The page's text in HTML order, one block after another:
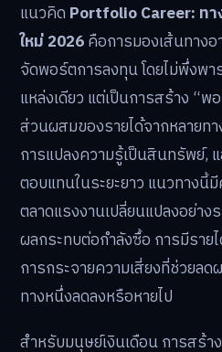
แนวคิด Portfolio Career: ทา
ใหม่ 2026คือการมองเส้นทาง
จัดพอร์ตการลงทุน โดยไม่พึ่งพา
แหล่งเดียว แต่เป็นการสร้าง “
ส่วนผสมของรายได้จากหลายท
การแปลงความรู้เป็นสินทรัพย์,
ตอบแทนในระยะยาว แนวทาง
ตลาดแรงงานเปลี่ยนแปลงอย่าง
ผลกระทบต่อกำลังซื้อ การมีราย
การกระจายความเสี่ยงที่ช่วยลด
ทางหนึ่งลดลงหรือหายไป
สำหรับมนุษย์เงินเดือน การสร้า